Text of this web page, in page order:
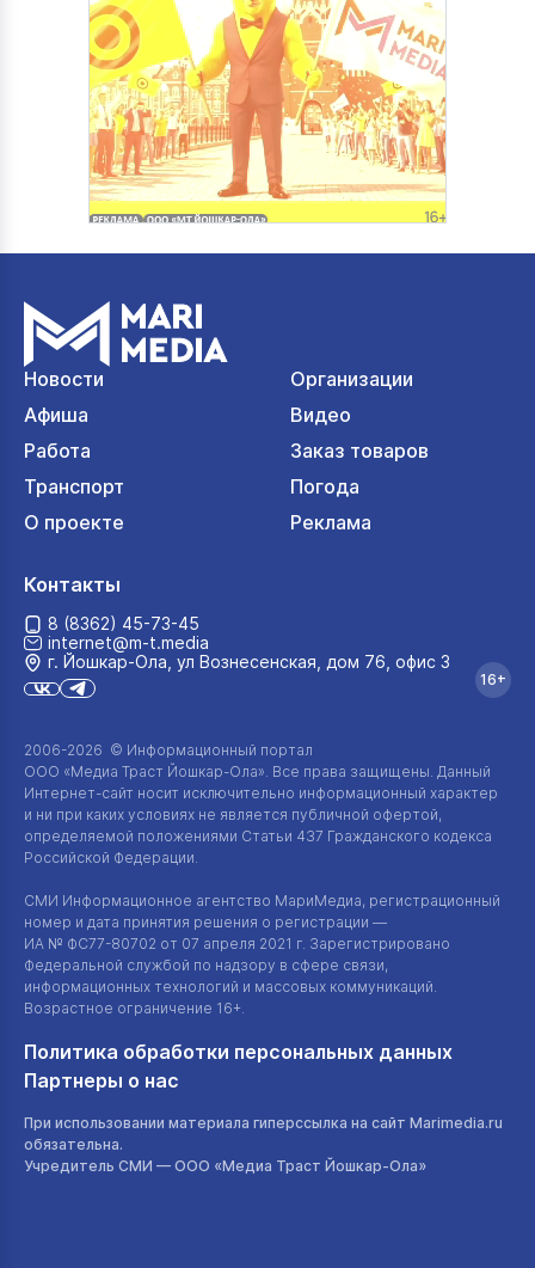
Новости
Организации
Афиша
Видео
Работа
Заказ товаров
Транспорт
Погода
О проекте
Реклама
2006-2026 © Информационный портал
ООО «Медиа Траст Йошкар-Ола». Все права защищены. Данный
Интернет-сайт носит исключительно информационный характер
и ни при каких условиях не является публичной офертой,
определяемой положениями Статьи 437 Гражданского кодекса
Российской Федерации.
СМИ Информационное агентство МариМедиа, регистрационный
номер и дата принятия решения о регистрации —
ИА № ФС77-80702 от 07 апреля 2021 г. Зарегистрировано
Федеральной службой по надзору в сфере связи,
информационных технологий и массовых коммуникаций.
Возрастное ограничение 16+.
Политика обработки персональных данных
Партнеры о нас
При использовании материала гиперссылка на сайт Marimedia.ru
обязательна.
Учредитель СМИ — ООО «Медиа Траст Йошкар-Ола»
Контакты
8 (8362) 45-73-45
internet@m-t.media
г. Йошкар‑Ола, ул Вознесенская, дом 76, офис 3
16+